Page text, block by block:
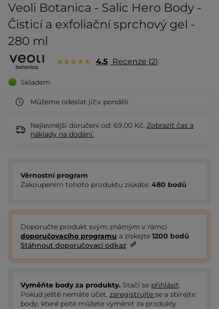
Veoli Botanica - Salic Hero Body -
Čisticí a exfoliační sprchový gel -
280 ml
4.5 Recenze 2
Skladem
Můžeme odeslat již:v pondělí
Nejlevnější doručení od: 69,00 Kč. Zobrazit čas a
náklady na dodání.
Věrnostní program
Zakoupením tohoto produktu získáte: 480 bodů
Doporučte produkt svým známým v rámci
doporučovacího programu a získejte 1200 bodů
Stáhnout doporučovací odkaz
Vyměňte body za produkty. Stačí se přihlásit.
Pokud ještě nemáte účet, zaregistrujte se a sbírejte
body, které poté můžete vyměnit za produkty.